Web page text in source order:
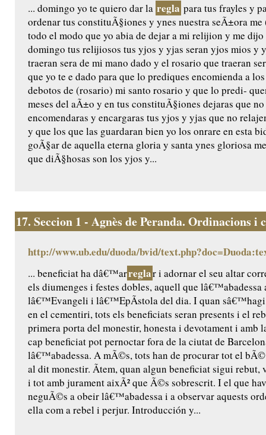
... domingo yo te quiero dar la regla para tus frayles y
ordenar tus constituÃ§iones y ynes nuestra seÃ±ora
todo el modo que yo abia de dejar a mi relijion y me
domingo tus relijiosos tus yjos y yjas seran yjos mios y
traeran sera de mi mano dado y el rosario que traeran
que yo te e dado para que lo prediques encomienda a
debotos de (rosario) mi santo rosario y que lo predi-
meses del aÃ±o y en tus constituÃ§iones dejaras que
encomendaras y encargaras tus yjos y yjas que no
y que los que las guardaran bien yo los onrare en esta
goÃ§ar de aquella eterna gloria y santa ynes gloriosa
que diÃ§hosas son los yjos y...
17. Seccion 1 - Agnès de Peranda. Ordinacions i
http://www.ub.edu/duoda/bvid/
... beneficiat ha dâ€™arreglar i adornar el seu altar
els diumenges i festes dobles, aquell que
lâ€™Evangeli i lâ€™EpÃ­stola del dia. I quan
en el cementiri, tots els beneficiats seran presents i el
primera porta del monestir, honesta i devotament i amb
cap beneficiat pot pernoctar fora de la ciutat de
lâ€™abadessa. A mÃ©s, tots han de procurar tot el
al dit monestir. Ãtem, quan algun beneficiat sigui
i tot amb jurament aixÃ² que Ã©s sobrescrit. I el que
neguÃ©s a obeir lâ€™abadessa i a observar aquests
ella com a rebel i perjur. Introducción y...